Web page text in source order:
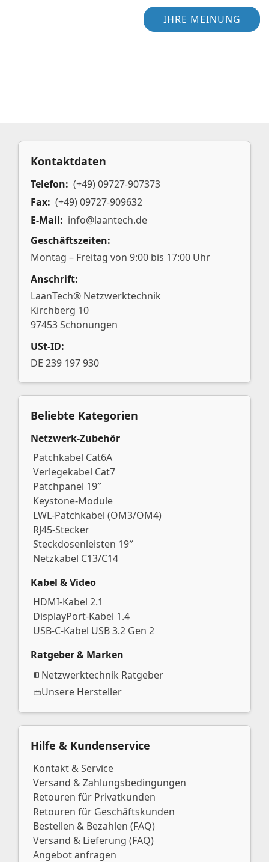
IHRE MEINUNG
Kontaktdaten
Telefon: (+49) 09727-907373
Fax: (+49) 09727-909632
E-Mail: info@laantech.de
Geschäftszeiten:
Montag – Freitag von 9:00 bis 17:00 Uhr
Anschrift:
LaanTech® Netzwerktechnik
Kirchberg 10
97453 Schonungen
USt-ID:
DE 239 197 930
Beliebte Kategorien
Netzwerk-Zubehör
Patchkabel Cat6A
Verlegekabel Cat7
Patchpanel 19″
Keystone-Module
LWL-Patchkabel (OM3/OM4)
RJ45-Stecker
Steckdosenleisten 19″
Netzkabel C13/C14
Kabel & Video
HDMI-Kabel 2.1
DisplayPort-Kabel 1.4
USB-C-Kabel USB 3.2 Gen 2
Ratgeber & Marken
Netzwerktechnik Ratgeber
Unsere Hersteller
Hilfe & Kundenservice
Kontakt & Service
Versand & Zahlungsbedingungen
Retouren für Privatkunden
Retouren für Geschäftskunden
Bestellen & Bezahlen (FAQ)
Versand & Lieferung (FAQ)
Angebot anfragen